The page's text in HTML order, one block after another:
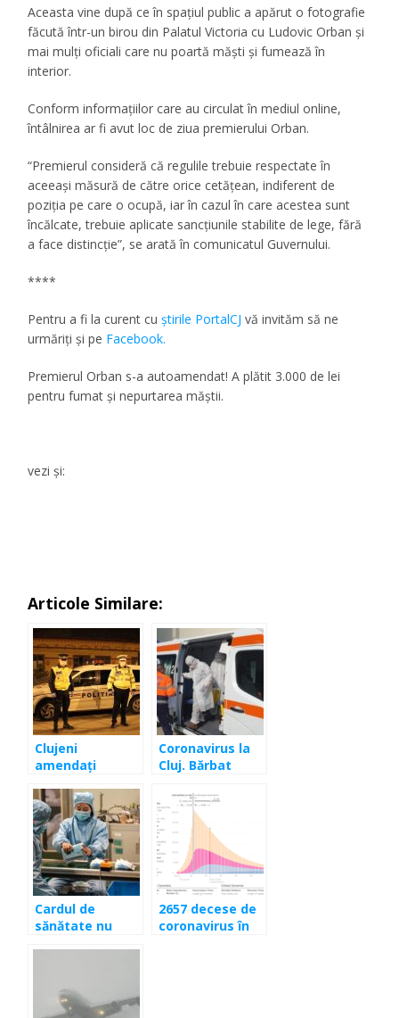
Aceasta vine după ce în spaţiul public a apărut o fotografie
făcută într-un birou din Palatul Victoria cu Ludovic Orban şi
mai mulţi oficiali care nu poartă măşti şi fumează în
interior.
Conform informaţiilor care au circulat în mediul online,
întâlnirea ar fi avut loc de ziua premierului Orban.
“Premierul consideră că regulile trebuie respectate în
aceeaşi măsură de către orice cetăţean, indiferent de
poziţia pe care o ocupă, iar în cazul în care acestea sunt
încălcate, trebuie aplicate sancţiunile stabilite de lege, fără
a face distincţie”, se arată în comunicatul Guvernului.
****
Pentru a fi la curent cuştirile PortalCJ vă invităm să ne
urmăriţi şi pe Facebook.
Premierul Orban s-a autoamendat! A plătit 3.000 de lei
pentru fumat şi nepurtarea măştii.
vezi şi:
Articole Similare:
Clujeni
amendați
purtau mască.
Se întâmplă în
cartierul
Gheorgheni
Coronavirus la
Cluj. Bărbat
10.000 de lei. Nu
a respectat
izolarea!
Cardul de
sănătate nu
pe perioada
stării de urgenţă
2657 decese de
coronavirus în